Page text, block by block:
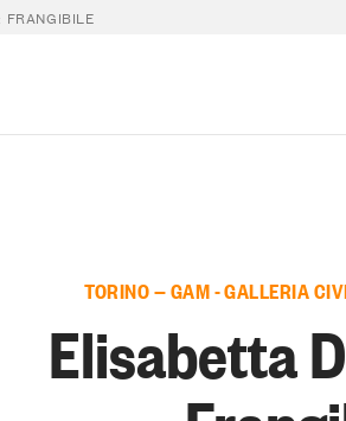
TORINO — GAM - GALLERIA
Elisabetta